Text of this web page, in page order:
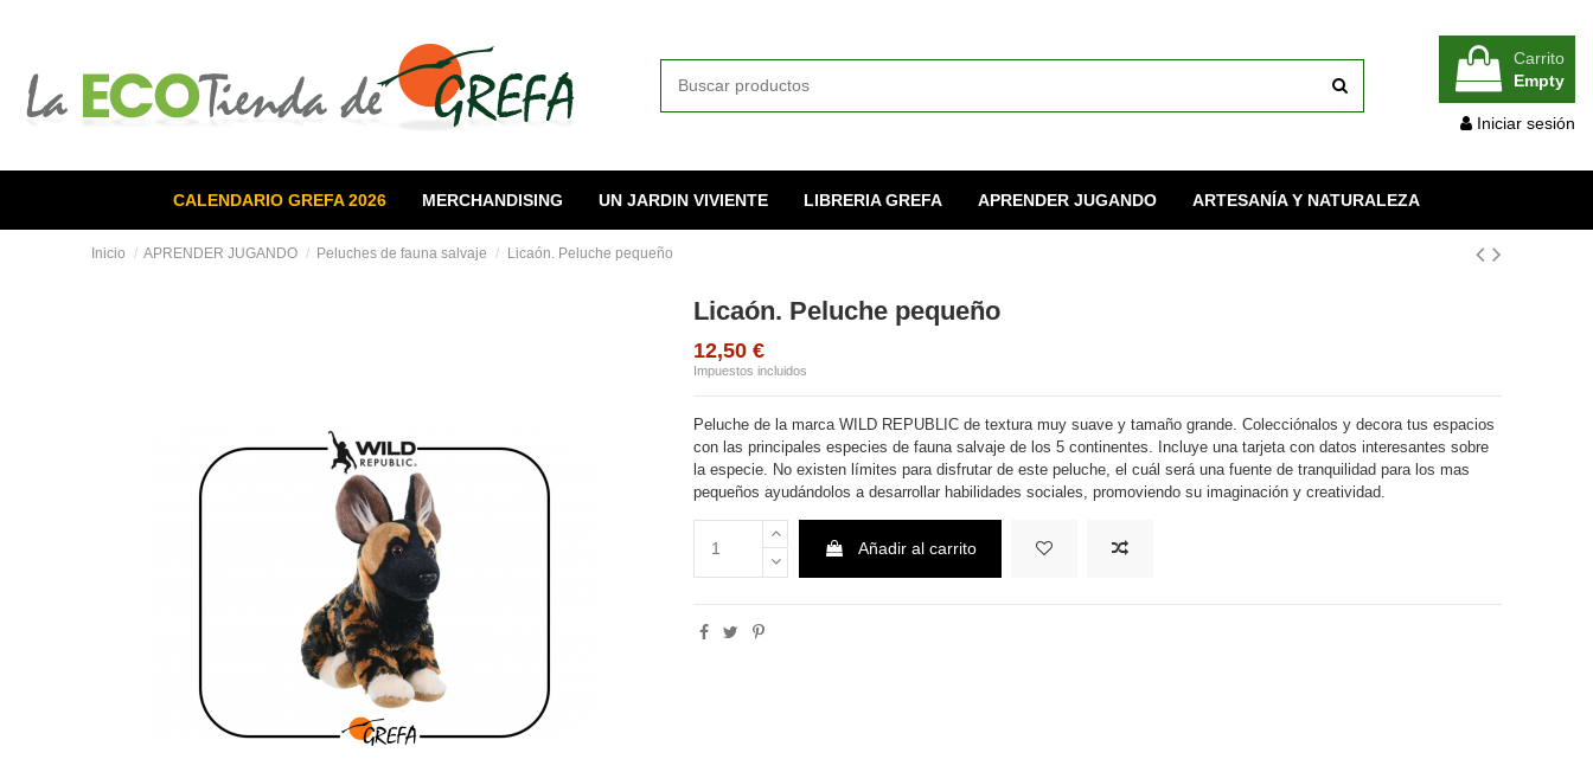
Carrito
Empty
Iniciar sesión
CALENDARIO GREFA 2026 MERCHANDISING UN JARDIN VIVIENTE LIBRERIA GREFA APRENDER JUGANDO ARTESANÍA Y NATURALEZA
Inicio APRENDER JUGANDO Peluches de fauna salvaje Licaón. Peluche pequeño
Licaón. Peluche pequeño
12,50 €
Impuestos incluidos
Peluche de la marca WILD REPUBLIC de textura muy suave y tamaño grande . Colecciónalos y decora tus espacios
con las principales especies de fauna salvaje de los 5 continentes. Incluye una tarjeta con datos interesantes sobre
la especie. No existen límites para disfrutar de este peluche, el cuál será una fuente de tranquilidad para los mas
pequeños ayudándolos a desarrollar habilidades sociales, promoviendo su imaginación y creatividad.
Añadir al carrito